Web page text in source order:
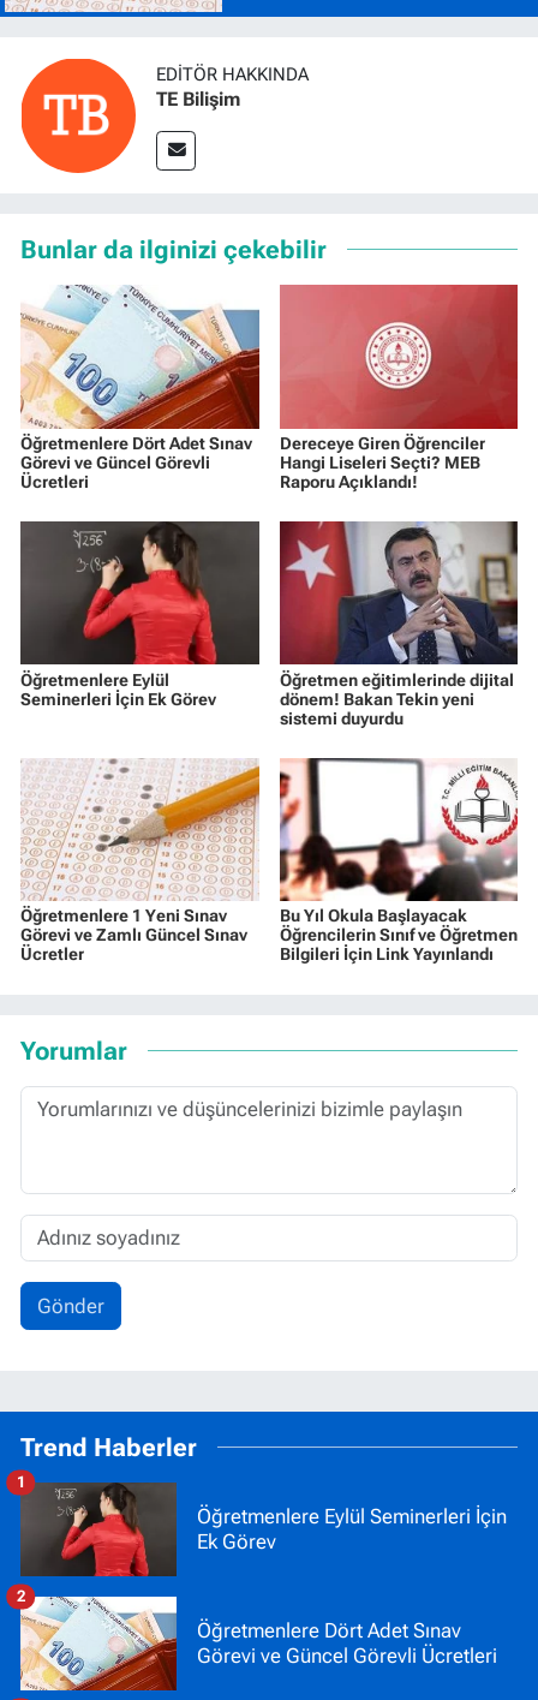
EDITÖR HAKKINDA
TE Bilişim
Bunlar da ilginizi çekebilir
Öğretmenlere Dört Adet Sınav
Görevi ve Güncel Görevli
Ücretleri
Dereceye Giren Öğrenciler
Hangi Liseleri Seçti? MEB
Raporu Açıklandı!
Öğretmenlere Eylül
Seminerleri İçin Ek Görev
Öğretmen eğitimlerinde dijital
dönem! Bakan Tekin yeni
sistemi duyurdu
Öğretmenlere 1 Yeni Sınav
Görevi ve Zamlı Güncel Sınav
Ücretler
Bu Yıl Okula Başlayacak
Öğrencilerin Sınıf ve Öğretmen
Bilgileri İçin Link Yayınlandı
Yorumlar
Gönder
Trend Haberler
Öğretmenlere Eylül Seminerleri İçin
Ek Görev
1
Öğretmenlere Dört Adet Sınav
Görevi ve Güncel Görevli Ücretleri
2